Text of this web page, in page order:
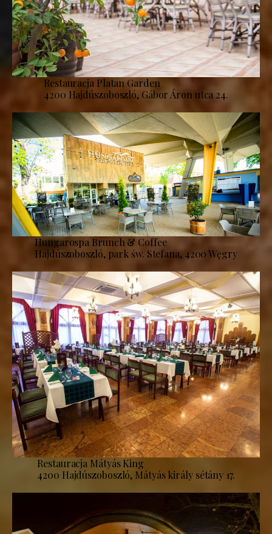
Restauracja Platan Garden
4200 Hajdúszoboszló, Gábor Áron utca 24.
Hungarospa Brunch & Coffee
Hajdúszoboszló, park św. Stefana, 4200 Węgry
Restauracja Mátyás King
4200 Hajdúszoboszló, Mátyás király sétány 17.